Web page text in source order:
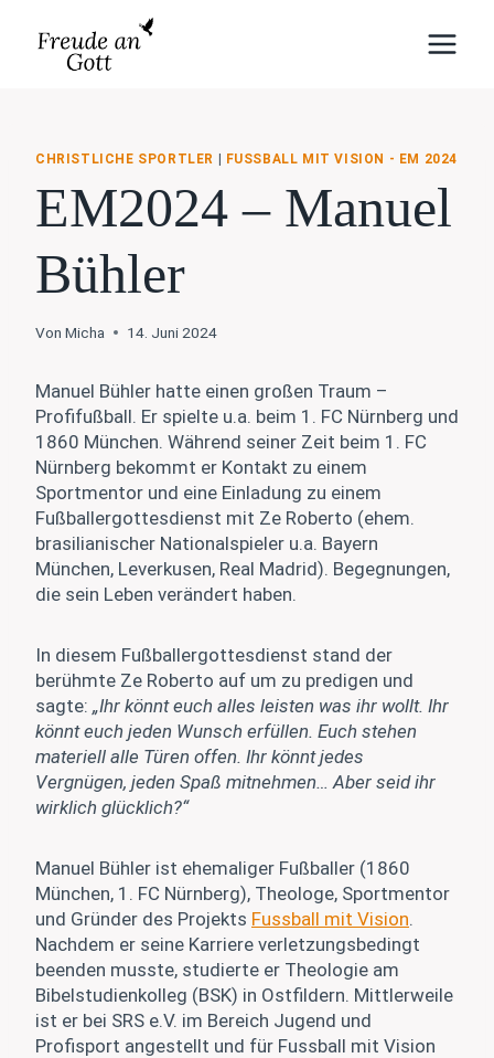
Inhalt
springen
CHRISTLICHE SPORTLER FUSSBALL MIT VISION - EM 2024
EM2024 – Manuel
Bühler
Von Micha 14. Juni 2024
Manuel Bühler hatte einen großen Traum –
Profifußball. Er spielte u.a. beim 1. FC Nürnberg und
1860 München. Während seiner Zeit beim 1. FC
Nürnberg bekommt er Kontakt zu einem
Sportmentor und eine Einladung zu einem
Fußballergottesdienst mit Ze Roberto (ehem.
brasilianischer Nationalspieler u.a. Bayern
München, Leverkusen, Real Madrid). Begegnungen,
die sein Leben verändert haben.
In diesem Fußballergottesdienst stand der
berühmte Ze Roberto auf um zu predigen und
sagte: „Ihr könnt euch alles leisten was ihr wollt. Ihr
könnt euch jeden Wunsch erfüllen. Euch stehen
materiell alle Türen offen. Ihr könnt jedes
Vergnügen, jeden Spaß mitnehmen… Aber seid ihr
wirklich glücklich?“
Manuel Bühler ist ehemaliger Fußballer (1860
München, 1. FC Nürnberg), Theologe, Sportmentor
und Gründer des Projekts Fussball mit Vision.
Nachdem er seine Karriere verletzungsbedingt
beenden musste, studierte er Theologie am
Bibelstudienkolleg (BSK) in Ostfildern. Mittlerweile
ist er bei SRS e.V. im Bereich Jugend und
Profisport angestellt und für Fussball mit Vision